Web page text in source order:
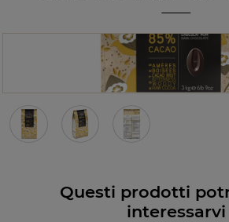
Questi prodotti
interessarvi